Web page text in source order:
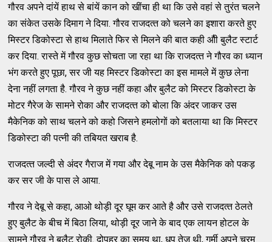
गौरव अपने दांयें हाथ से बांयें कान को खींचा ही था कि उसे वहां से तुरंत चलने
का संकेत उसके दिमाग ने दिया. गौरव राजदत्‍त को चलने का इशारा करते हुए
मिस्‍टर डिकोस्‍टा से हाथ मिलाते फिर से मिलने की बात कही औी बुलैट स्‍टार्ट
कर दिया. रास्‍ते में गौरव कुछ सोचता जा रहा था कि राजदत्‍त ने गौरव का ध्‍यान
भंग करते हुए पूछा, सर जी यह मिस्‍टर डिकोस्‍टा का इस मामले में कुछ लेना
देना नहीं लगता है. गौरव ने कुछ नहीं कहा और बुलैट को मिस्‍टर डिकोस्‍टा के
मोटर गैरेज के सामने रोका और राजदत्‍त को बोला कि अंदर जाकर उस
मैकेनिक को साथ चलने को कहो जिसने हमलोगों को बतलाया था कि मिस्‍टर
डिकोस्‍टा की पत्‍नी की तबियत खराब है.
राजदत्‍त जल्‍दी से अंदर गैराज में गया और देबू नाम के उस मैकेनिक को पकड़
कर सर जी के पास ले आया.
गौरव ने देबू से कहा, आओ थोड़ी दूर घूम कर आते है और उसे राजदत्‍त ठेलते
हुए बुलैट के बीच में बिठा लिया, थोड़ी दूर जाने के बाद एक लायन होटल के
सामने गौरव ने बुलैट रोकी. दोपहर का समय था, धूप तेज थी, गर्मी अपने चरम